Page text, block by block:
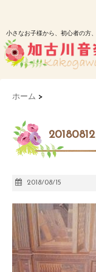
小さなお子様から、初心者の方
ホーム >
2018/08/15